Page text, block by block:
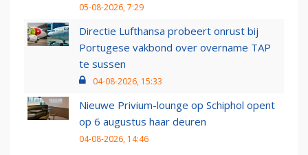
05-08-2026, 7:29
Directie Lufthansa probeert onrust bij
Portugese vakbond over overname TAP
te sussen
04-08-2026, 15:33
Nieuwe Privium-lounge op Schiphol opent
op 6 augustus haar deuren
04-08-2026, 14:46